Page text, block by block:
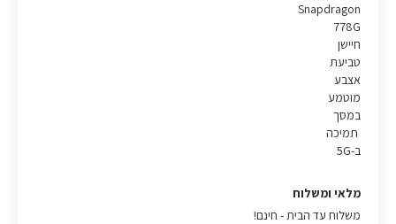
Snapdragon
778G
חיישן
טביעת
אצבע
מוטמע
במסך
תמיכה
ב-5G
מלאי ומשלוח
משלוח עד הבית - חינם!